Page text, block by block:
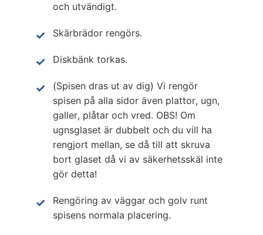
och utvändigt.
Skärbrädor rengörs.
Diskbänk torkas.
(Spisen dras ut av dig) Vi rengör
spisen på alla sidor även plattor, ugn,
galler, plåtar och vred. OBS! Om
ugnsglaset är dubbelt och du vill ha
rengjort mellan, se då till att skruva
bort glaset då vi av säkerhetsskäl inte
gör detta!
Rengöring av väggar och golv runt
spisens normala placering.